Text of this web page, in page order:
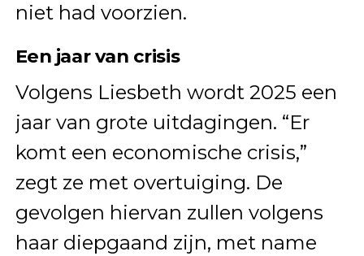
niet had voorzien.
Een jaar van crisis
Volgens Liesbeth wordt 2025 een
jaar van grote uitdagingen. “Er
komt een economische crisis,”
zegt ze met overtuiging. De
gevolgen hiervan zullen volgens
haar diepgaand zijn, met name